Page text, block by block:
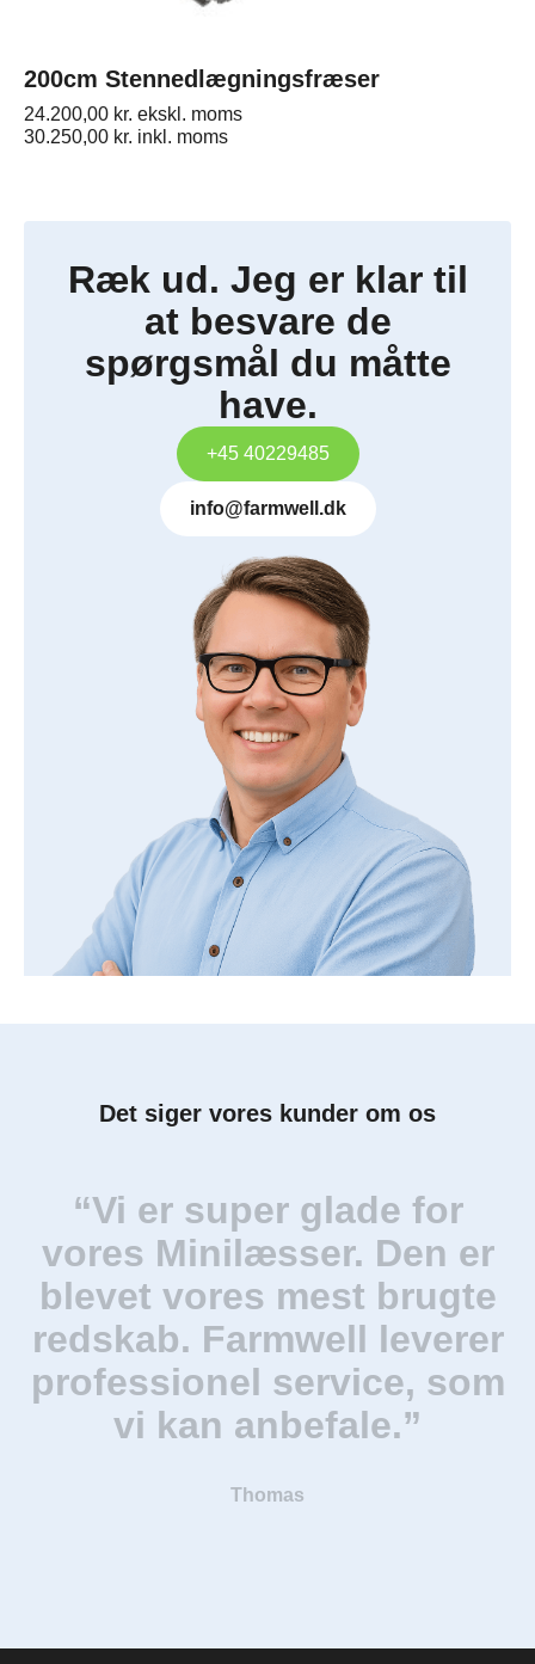
200cm Stennedlægningsfræser
24.200,00 kr. ekskl. moms
30.250,00 kr. inkl. moms
Ræk ud. Jeg er klar til
at besvare de
spørgsmål du måtte
have.
+45 40229485
info@farmwell.dk
Det siger vores kunder om os
“Vi er super glade for
vores Minilæsser. Den er
blevet vores mest brugte
redskab. Farmwell leverer
professionel service, som
vi kan anbefale.”
Thomas